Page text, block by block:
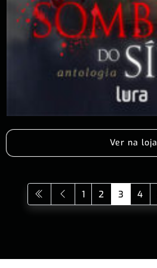
Ver na loja
1 2 3 4